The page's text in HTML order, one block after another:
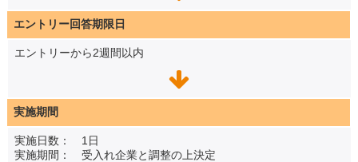
エントリー回答期限日
エントリーから2週間以内
実施期間
実施日数： 1日
実施期間： 受入れ企業と調整の上決定